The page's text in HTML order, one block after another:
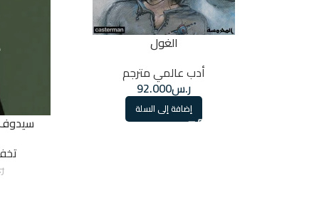
الغول
أدب عالمي مترجم
ر.س92.000
إضافة إلى السلة
سيدوف